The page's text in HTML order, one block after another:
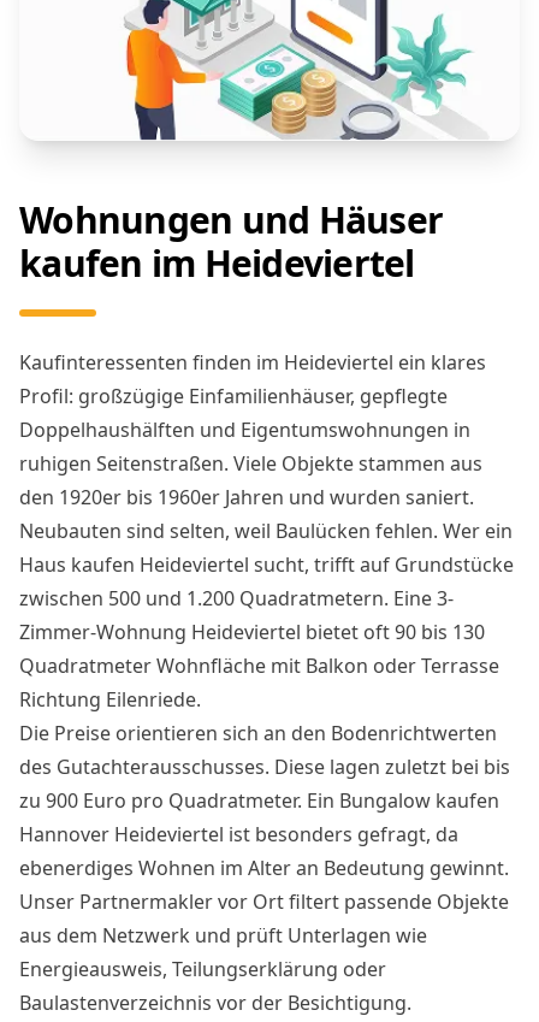
Wohnungen und Häuser
kaufen im Heideviertel
Kaufinteressenten finden im Heideviertel ein klares
Profil: großzügige Einfamilienhäuser, gepflegte
Doppelhaushälften und Eigentumswohnungen in
ruhigen Seitenstraßen. Viele Objekte stammen aus
den 1920er bis 1960er Jahren und wurden saniert.
Neubauten sind selten, weil Baulücken fehlen. Wer ein
Haus kaufen Heideviertel sucht, trifft auf Grundstücke
zwischen 500 und 1.200 Quadratmetern. Eine 3-
Zimmer-Wohnung Heideviertel bietet oft 90 bis 130
Quadratmeter Wohnfläche mit Balkon oder Terrasse
Richtung Eilenriede.
Die Preise orientieren sich an den Bodenrichtwerten
des Gutachterausschusses. Diese lagen zuletzt bei bis
zu 900 Euro pro Quadratmeter. Ein Bungalow kaufen
Hannover Heideviertel ist besonders gefragt, da
ebenerdiges Wohnen im Alter an Bedeutung gewinnt.
Unser Partnermakler vor Ort filtert passende Objekte
aus dem Netzwerk und prüft Unterlagen wie
Energieausweis, Teilungserklärung oder
Baulastenverzeichnis vor der Besichtigung.